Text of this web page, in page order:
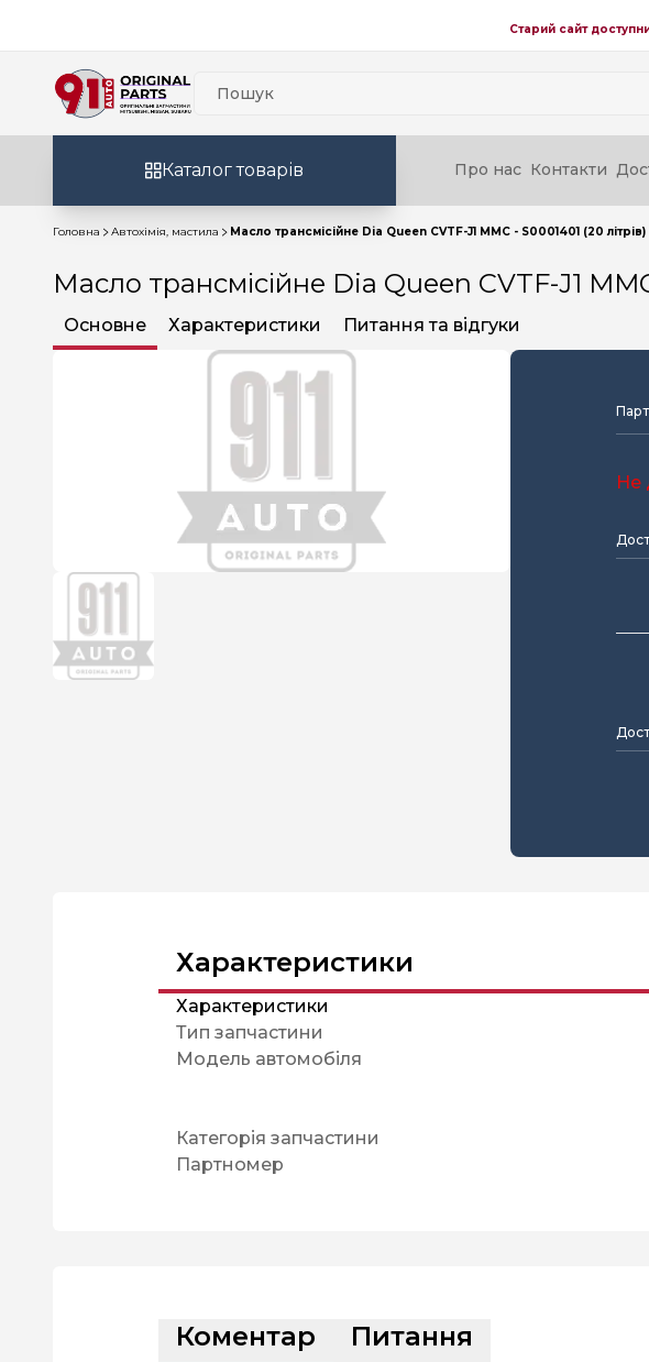
Старий сайт
Каталог товарів Про нас Контакти
Головна Автохімія, мастила Масло трансмісійне Dia Queen CVTF-J1 MMC - S0001401 (20 літрів)
Масло трансмісійне Dia Queen CVTF-J1
Основне Характеристики Питання та відгуки
Не
Характеристики
Характеристики
Тип запчастини
Модель автомобіля
Категорія запчастини
Партномер
Коментар Питання